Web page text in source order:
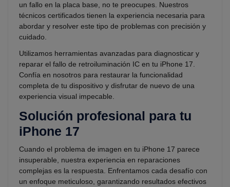
un fallo en la placa base, no te preocupes. Nuestros
técnicos certificados tienen la experiencia necesaria para
abordar y resolver este tipo de problemas con precisión y
cuidado.
Utilizamos herramientas avanzadas para diagnosticar y
reparar el fallo de retroiluminación IC en tu iPhone 17.
Confía en nosotros para restaurar la funcionalidad
completa de tu dispositivo y disfrutar de nuevo de una
experiencia visual impecable.
Solución profesional para tu
iPhone 17
Cuando el problema de imagen en tu iPhone 17 parece
insuperable, nuestra experiencia en reparaciones
complejas es la respuesta. Enfrentamos cada desafío con
un enfoque meticuloso, garantizando resultados efectivos